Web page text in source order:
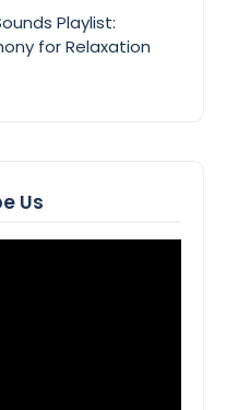
Playlist:
for Relaxation
Us